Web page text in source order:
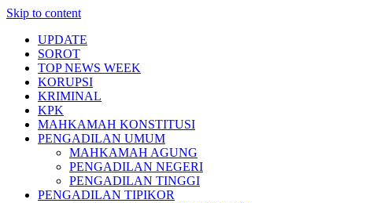
Skip to content
UPDATE
SOROT
TOP NEWS WEEK
KORUPSI
KRIMINAL
KPK
MAHKAMAH KONSTITUSI
PENGADILAN UMUM
MAHKAMAH AGUNG
PENGADILAN NEGERI
PENGADILAN TINGGI
PENGADILAN TIPIKOR